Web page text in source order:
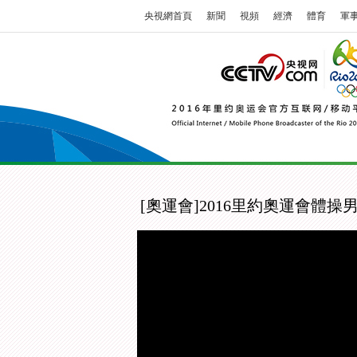
央視網首頁 新聞 視頻 經濟 體育 軍
[奧運會]2016里約奧運會體操